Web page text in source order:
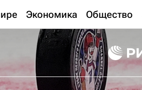
Экономика Общество